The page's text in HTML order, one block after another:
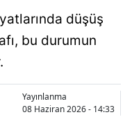
Ankara
Antalya
Aydın
düşüş
bu durumun
Yayınlanma
08 Haziran 2026 - 14:33